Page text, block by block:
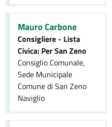
Mauro Carbone
Consigliere - Lista
Civica: Per San Zeno
Consiglio Comunale,
Sede Municipale
Comune di San Zeno
Naviglio